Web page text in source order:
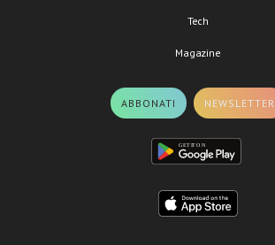
Tech
Magazine
ABBONATI NEWSLETTER